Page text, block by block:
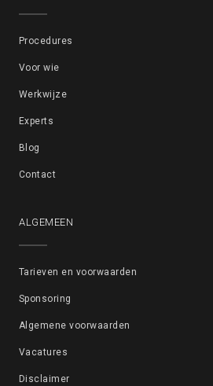
Procedures
Voor wie
Werkwijze
Experts
Blog
Contact
ALGEMEEN
Tarieven en voorwaarden
Sponsoring
Algemene voorwaarden
Vacatures
Disclaimer